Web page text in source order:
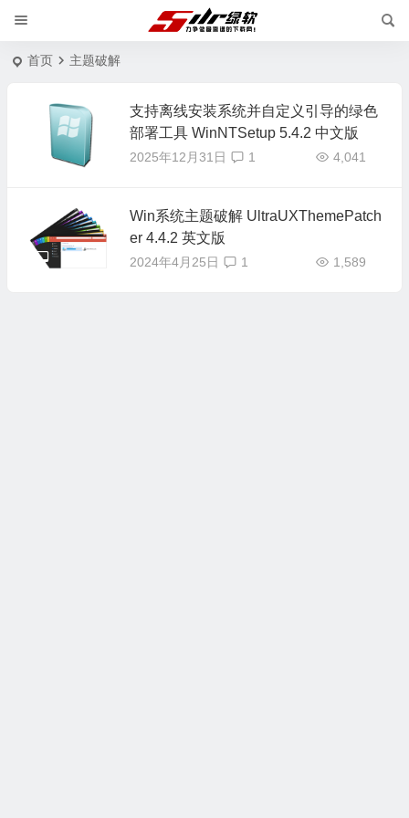
首页 主题破解
支持离线安装系统并自定义引导的绿色
部署工具 WinNTSetup 5.4.2 中文版
2025年12月31日 4,041
1
Win系统主题破解 UltraUXThemePatch
er 4.4.2 英文版
2024年4月25日 1,589
1